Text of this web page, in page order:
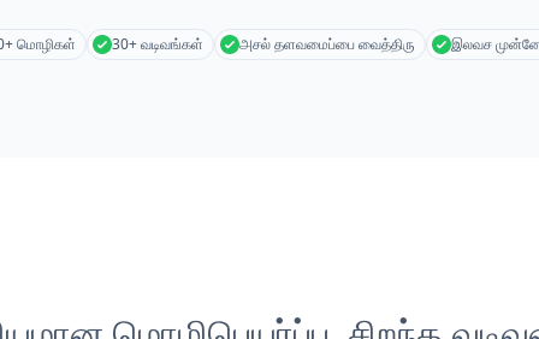
மொழிகள் 30+ வடிவங்கள் அசல் தளவமைப்பை வைத்திரு இலவச